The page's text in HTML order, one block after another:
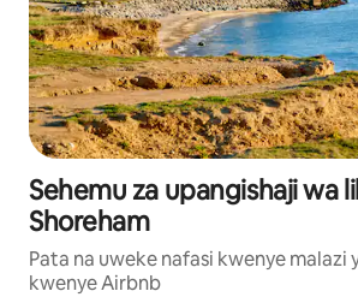
Sehemu za upangishaji wa
Shoreham
Pata na uweke nafasi kwenye malazi
kwenye Airbnb